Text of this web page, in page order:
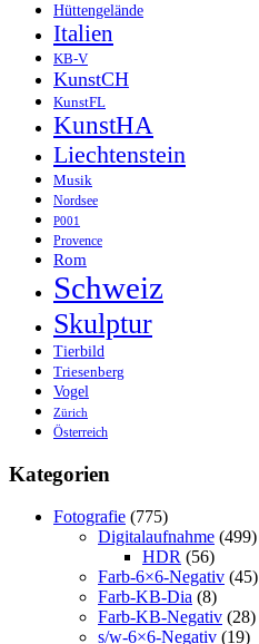
Hüttengelände
Italien
KB-V
KunstCH
KunstFL
KunstHA
Liechtenstein
Musik
Nordsee
P001
Provence
Rom
Schweiz
Skulptur
Tierbild
Triesenberg
Vogel
Zürich
Österreich
Kategorien
Fotografie (775)
Digitalaufnahme (499)
HDR (56)
Farb-6×6-Negativ (45)
Farb-KB-Dia (8)
Farb-KB-Negativ (28)
s/w-6×6-Negativ (19)